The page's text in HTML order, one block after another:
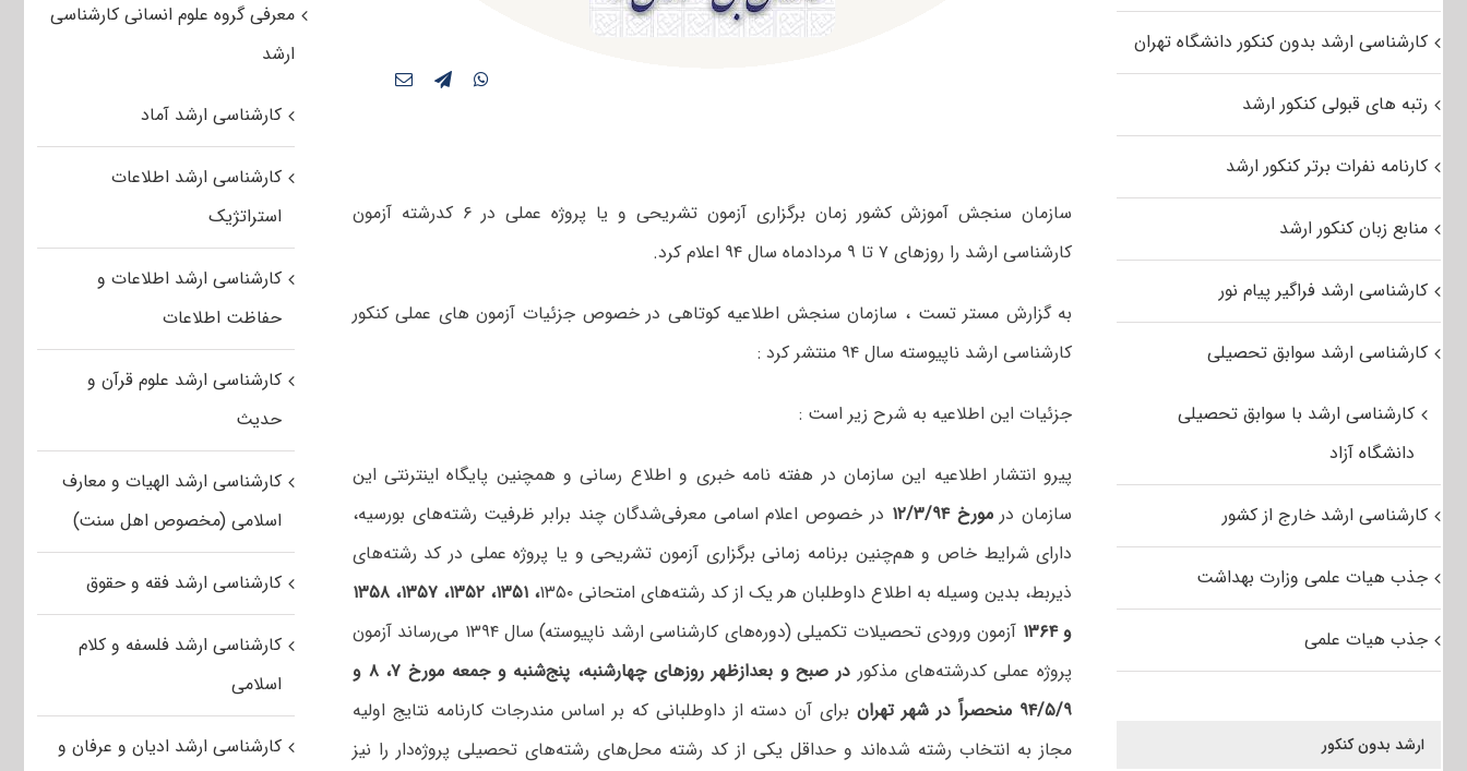
سازمان سنجش آموزش کشور زمان برگزاری آزمون تشریحی و یا پروژه عملی در ۶ کدرشته‌ آزمون
کارشناسی ارشد را روزهای ۷ تا ۹ مردادماه سال ۹۴ اعلام کرد.
به گزارش مستر تست ، سازمان سنجش اطلاعیه کوتاهی در خصوص جزئیات آزمون های عملی کنکور
کارشناسی ارشد ناپیوسته سال ۹۴ منتشر کرد :
جزئیات این اطلاعیه به شرح زیر است :
پیرو انتشار اطلاعیه این سازمان در هفته نامه خبری و اطلاع رسانی و همچنین پایگاه اینترنتی این
سازمان درمورخ ۱۲/۳/۹۴
در خصوص اعلام اسامی معرفی‌شدگان چند برابر ظرفیت رشته‌های بورسیه،
دارای شرایط خاص و هم‌چنین برنامه زمانی برگزاری آزمون تشریحی و یا پروژه عملی در کد رشته‌های
ذیربط، بدین وسیله به اطلاع داوطلبان هر یک از کد رشته‌های امتحانی ۱۳۵۰
، ۱۳۵۱، ۱۳۵۲، ۱۳۵۷، ۱۳۵۸
و ۱۳۶۴
آزمون ورودی تحصیلات تکمیلی (دوره‌های کارشناسی ارشد ناپیوسته) سال ۱۳۹۴ می‌رساند آزمون
پروژه عملی کدرشته‌های مذکور
در صبح و بعدازظهر روزهای چهار‌شنبه، پنج‌شنبه و جمعه مورخ ۷، ۸ و
۹۴/۵/۹ منحصراً در شهر تهران
برای آن دسته از داوطلبانی که بر اساس مندرجات کارنامه نتایج اولیه
مجاز به انتخاب رشته شده‌اند و حداقل یکی از کد رشته محل‌های رشته‌های تحصیلی پروژه‌دار را نیز
معرفی گروه علوم انسانی کارشناسی
ارشد
کارشناسی ارشد آماد
کارشناسی ارشد اطلاعات
استراتژیک
کارشناسی ارشد اطلاعات و
حفاظت اطلاعات
کارشناسی ارشد علوم قرآن و
حدیث
کارشناسی ارشد الهیات و معارف
اسلامی (مخصوص اهل سنت)
کارشناسی ارشد فقه و حقوق
کارشناسی ارشد فلسفه و کلام
اسلامی
کارشناسی ارشد ادیان و عرفان و
کارشناسی ارشد بدون کنکور دانشگاه تهران
رتبه های قبولی کنکور ارشد
کارنامه نفرات برتر کنکور ارشد
منابع زبان کنکور ارشد
کارشناسی ارشد فراگیر پیام نور
کارشناسی ارشد سوابق تحصیلی
کارشناسی ارشد با سوابق تحصیلی
دانشگاه آزاد
کارشناسی ارشد خارج از کشور
جذب هیات علمی وزارت بهداشت
جذب هیات علمی
ارشد بدون کنکور